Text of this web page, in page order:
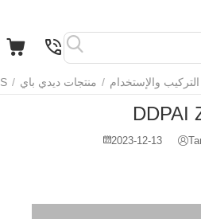
التركيب والإستخدام / منتجات ديدي باي /
2023-12-13
السلة قائمة المفضلة